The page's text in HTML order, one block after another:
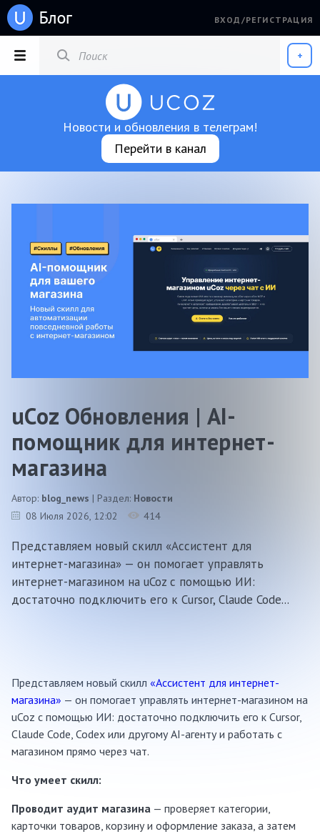
ВХОД/РЕГИСТРАЦИЯ
РАЗДЕЛЫ +
Новости и обновления в телеграм!
Перейти в канал
uCoz Обновления | AI-
помощник для интернет-
магазина
Автор: blog_news | Раздел: Новости
08 Июля 2026, 12:02 414
Представляем новый скилл «Ассистент для
интернет-магазина» — он помогает управлять
интернет-магазином на uCoz с помощью ИИ:
достаточно подключить его к Cursor, Claude Code...
Представляем новый скилл «Ассистент для интернет-
магазина» — он помогает управлять интернет-магазином на
uCoz с помощью ИИ: достаточно подключить его к Cursor,
Claude Code, Codex или другому AI-агенту и работать с
магазином прямо через чат.
Что умеет скилл:
Проводит аудит магазина — проверяет категории,
карточки товаров, корзину и оформление заказа, а затем